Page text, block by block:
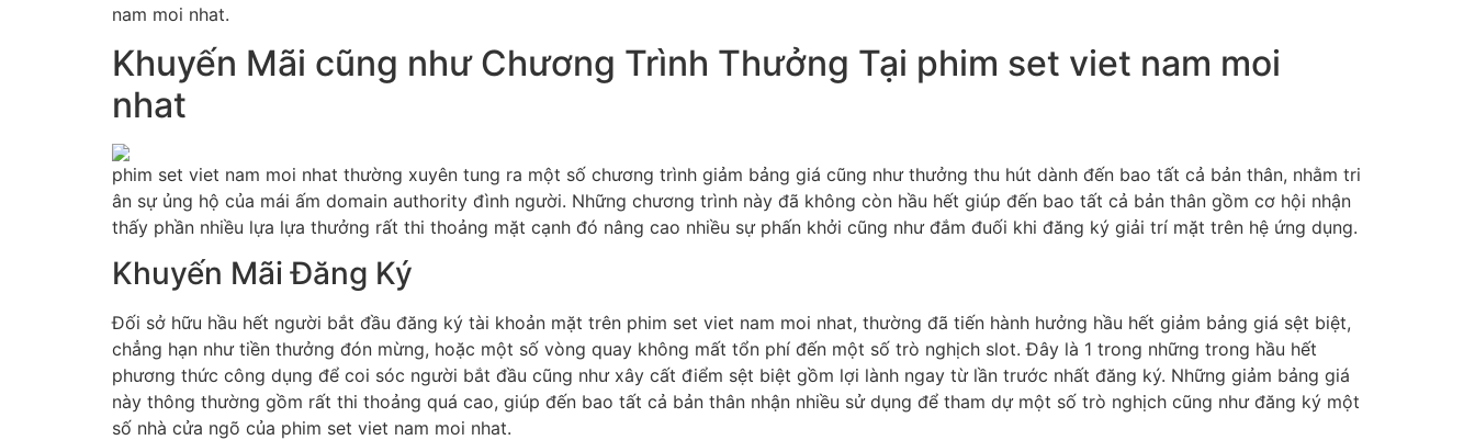
nam moi nhat.
Khuyến Mãi cũng như Chương Trình Thưởng Tại phim set viet nam moi
nhat
phim set viet nam moi nhat thường xuyên tung ra một số chương trình giảm bảng giá cũng như thưởng thu hút dành đến bao tất cả bản thân, nhằm tri
ân sự ủng hộ của mái ấm domain authority đình người. Những chương trình này đã không còn hầu hết giúp đến bao tất cả bản thân gồm cơ hội nhận
thấy phần nhiều lựa lựa thưởng rất thi thoảng mặt cạnh đó nâng cao nhiều sự phấn khởi cũng như đắm đuối khi đăng ký giải trí mặt trên hệ ứng dụng.
Khuyến Mãi Đăng Ký
Đối sở hữu hầu hết người bắt đầu đăng ký tài khoản mặt trên phim set viet nam moi nhat, thường đã tiến hành hưởng hầu hết giảm bảng giá sệt biệt,
chẳng hạn như tiền thưởng đón mừng, hoặc một số vòng quay không mất tổn phí đến một số trò nghịch slot. Đây là 1 trong những trong hầu hết
phương thức công dụng để coi sóc người bắt đầu cũng như xây cất điểm sệt biệt gồm lợi lành ngay từ lần trước nhất đăng ký. Những giảm bảng giá
này thông thường gồm rất thi thoảng quá cao, giúp đến bao tất cả bản thân nhận nhiều sử dụng để tham dự một số trò nghịch cũng như đăng ký một
số nhà cửa ngõ của phim set viet nam moi nhat.